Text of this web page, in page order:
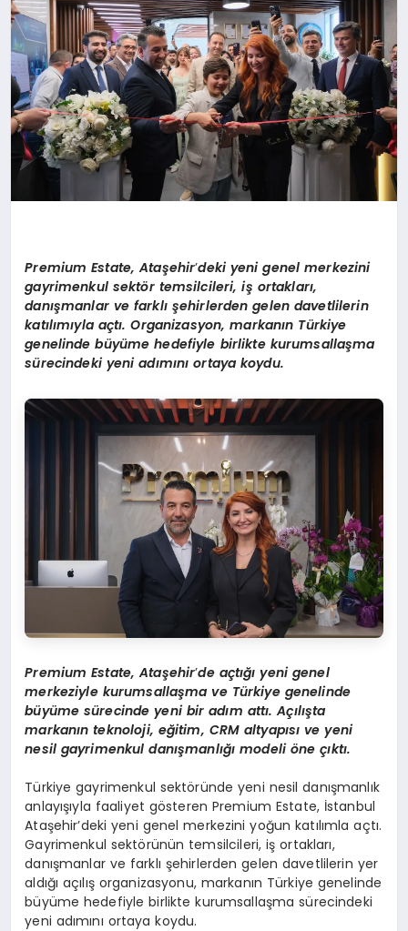
Premium Estate, Ataşehir’deki yeni genel merkezini
gayrimenkul sektör temsilcileri, iş ortakları,
danışmanlar ve farklı şehirlerden gelen davetlilerin
katılımıyla açtı. Organizasyon, markanın Türkiye
genelinde büyüme hedefiyle birlikte kurumsallaşma
sürecindeki yeni adımını ortaya koydu.
Premium Estate, Ataşehir’de açtığı yeni genel
merkeziyle kurumsallaşma ve Türkiye genelinde
büyüme sürecinde yeni bir adım attı. Açılışta
markanın teknoloji, eğitim, CRM altyapısı ve yeni
nesil gayrimenkul danışmanlığı modeli öne çıktı.
Türkiye gayrimenkul sektöründe yeni nesil danışmanlık
anlayışıyla faaliyet gösteren Premium Estate, İstanbul
Ataşehir’deki yeni genel merkezini yoğun katılımla açtı.
Gayrimenkul sektörünün temsilcileri, iş ortakları,
danışmanlar ve farklı şehirlerden gelen davetlilerin yer
aldığı açılış organizasyonu, markanın Türkiye genelinde
büyüme hedefiyle birlikte kurumsallaşma sürecindeki
yeni adımını ortaya koydu.